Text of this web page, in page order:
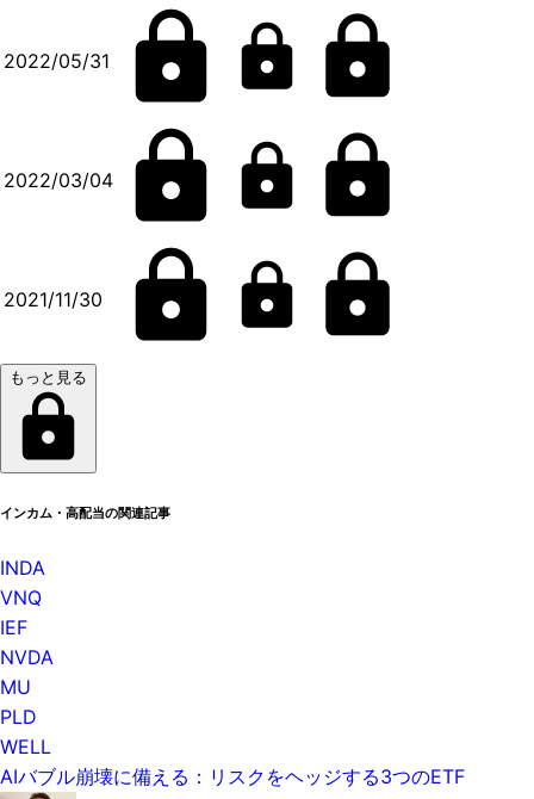
2022/05/31
2022/03/04
2021/11/30
もっと見る
インカム・高配当の関連記事
INDA
VNQ
IEF
NVDA
MU
PLD
WELL
AIバブル崩壊に備える：リスクをヘッジする3つのETF